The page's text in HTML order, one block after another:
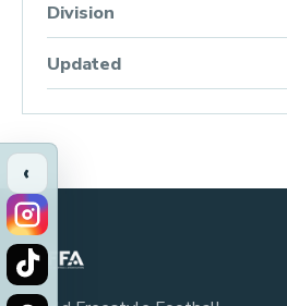
‹
Division
Updated